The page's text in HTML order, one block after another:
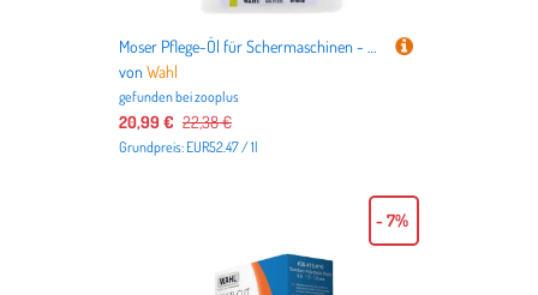
Moser Pflege-Öl für Schermaschinen - Sparpaket: 2 x 200 ml
vonWahl
gefunden beizooplus
20,99 € 22,38 €
Grundpreis: EUR52.47 / 1l
- 7%